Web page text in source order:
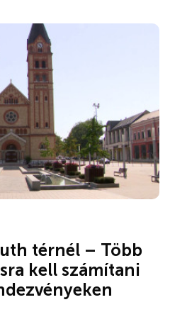
térnél – Több
kell számítani